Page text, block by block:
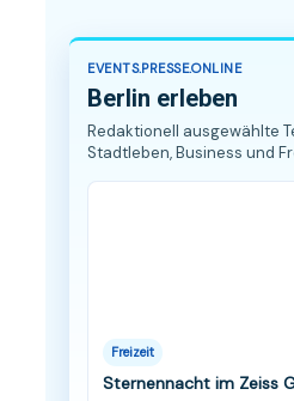
EVENTS.PRESSE.ONLINE
Berlin erleben
Redaktionell ausgewählte
Stadtleben, Business und
Freizeit
Sternennacht im Zeiss